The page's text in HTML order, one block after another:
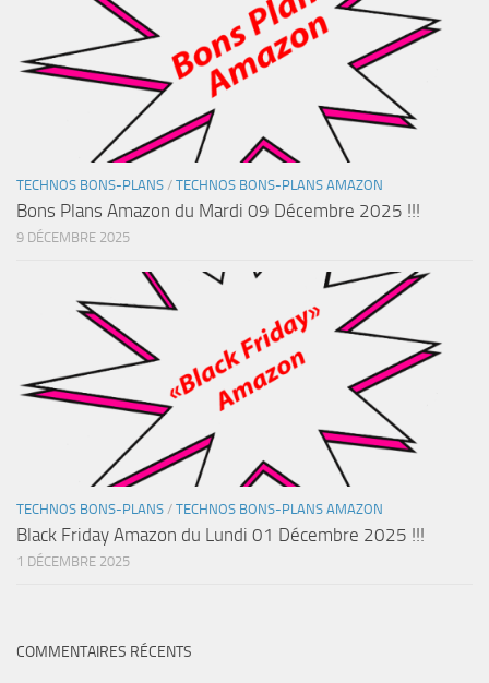
TECHNOS BONS-PLANS / TECHNOS BONS-PLANS AMAZON
Bons Plans Amazon du Mardi 09 Décembre 2025 !!!
9 DÉCEMBRE 2025
TECHNOS BONS-PLANS / TECHNOS BONS-PLANS AMAZON
Black Friday Amazon du Lundi 01 Décembre 2025 !!!
1 DÉCEMBRE 2025
COMMENTAIRES RÉCENTS